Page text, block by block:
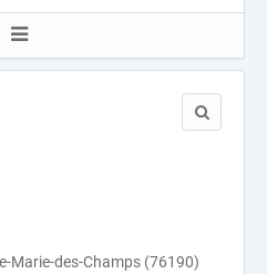
Marie-des-Champs (76190)